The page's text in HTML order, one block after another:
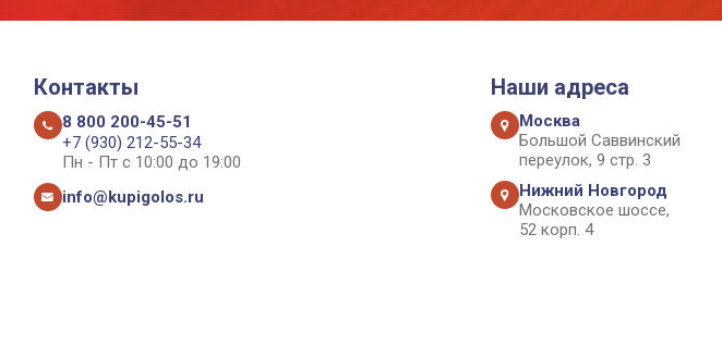
Контакты
8 800 200-45-51
+7 (930) 212-55-34
Пн - Пт с 10:00 до 19:00
info@kupigolos.ru
Наши адреса
Москва
Большой Саввинский
переулок, 9 стр. 3
Нижний Новгород
Московское шоссе,
52 корп. 4